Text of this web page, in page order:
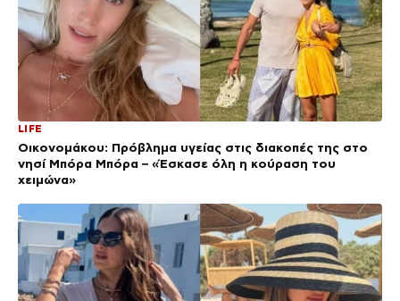
LIFE
Οικονομάκου: Πρόβλημα υγείας στις διακοπές της στο
νησί Μπόρα Μπόρα – «Έσκασε όλη η κούραση του
χειμώνα»